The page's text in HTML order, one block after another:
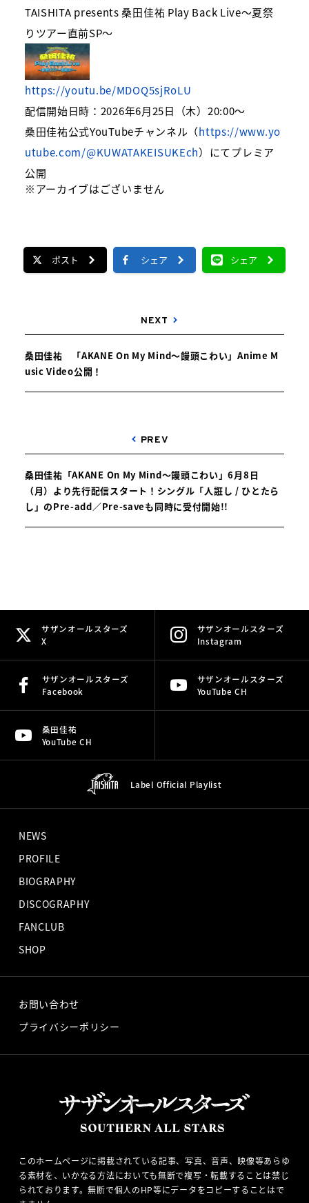
TAISHITA presents桑田佳祐 Play Back Live〜夏祭
りツアー直前SP〜
https://youtu.be/MDOQ5sjRoLU
配信開始日時： 2026年6月25日（木） 20:00〜
桑田佳祐公式YouTubeチャンネル（https://www.yo
utube.com/@KUWATAKEISUKEch）にてプレミア
公開
※アーカイブはございません
ポスト シェア シェア
NEXT
桑田佳祐 「AKANE On My Mind〜饅頭こわい」Anime M
usic Video公開！
PREV
桑田佳祐「AKANE On My Mind〜饅頭こわい」6月8日
（月）より先行配信スタート！シングル「人誑し / ひとたら
し」のPre-add／Pre-saveも同時に受付開始!!
サザンオールスターズ
X
サザンオールスターズ
Instagram
サザンオールスターズ
Facebook
サザンオールスターズ
YouTube CH
桑田佳祐
YouTube CH
Label Official Playlist
このホームページに掲載されている記事、写真、音声、映像等あらゆ
る素材を、いかなる方法においても無断で複写・転載することは禁じ
られております。無断で個人のHP等にデータをコピーすることはで
NEWS
PROFILE
BIOGRAPHY
DISCOGRAPHY
FANCLUB
SHOP
お問い合わせ
プライバシーポリシー